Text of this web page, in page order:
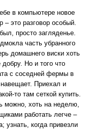
в компьютере новое
это разговор особый.
просто загляденье.
часть убранного
домашнего виски хоть
Но и того что
с соседней фермы в
Приехал и
то там сеткой купить.
можно, хоть на неделю,
работать легче –
узнать, когда привезли